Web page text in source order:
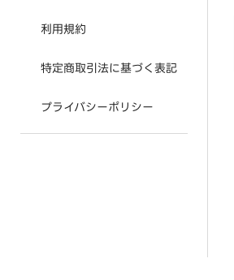
利用規約
特定商取引法に基づく表記
プライバシーポリシー